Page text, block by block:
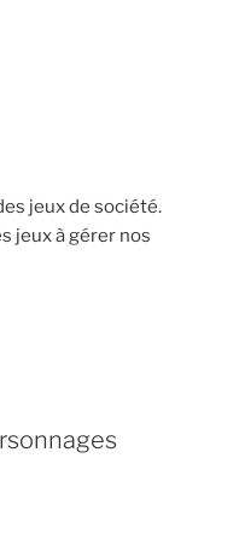
jeux de société.
jeux à gérer nos